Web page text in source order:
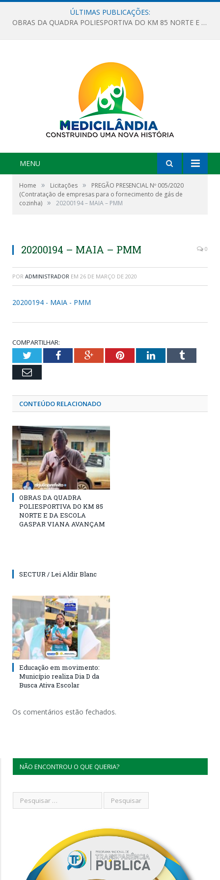
ÚLTIMAS PUBLICAÇÕES:
OBRAS DA QUADRA POLIESPORTIVA DO KM 85 NORTE E DA ESCOLA GASPAR VIANA AVANÇAM
MENU
Home » Licitações »
PREGÃO PRESENCIAL Nº 005/2020
(Contratação de empresas para o fornecimento de gás de
cozinha) » 20200194 – MAIA – PMM
20200194 – MAIA – PMM 0
POR ADMINISTRADOR EM 26 DE MARÇO DE 2020
20200194 - MAIA - PMM
COMPARTILHAR:
TwitterFacebookGoogle+PinterestLinkedInTumblr
Email
CONTEÚDO RELACIONADO
OBRAS DA QUADRA
POLIESPORTIVA DO KM 85
NORTE E DA ESCOLA
GASPAR VIANA AVANÇAM
SECTUR / Lei Aldir Blanc
Educação em movimento:
Município realiza Dia D da
Busca Ativa Escolar
Os comentários estão fechados.
NÃO ENCONTROU O QUE QUERIA?